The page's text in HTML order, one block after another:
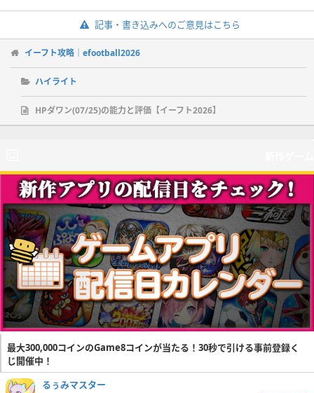
記事・書き込みへのご意見はこちら
イーフト攻略｜efootball2026
ハイライト
HPダワン(07/25)の能力と評価【イーフト2026】
最大300,000コインのGame8コインが当たる！30秒で引ける事前登録く
じ開催中！
るぅみマスター